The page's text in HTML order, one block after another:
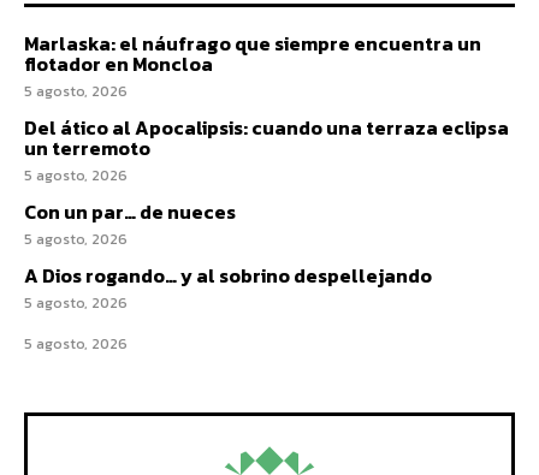
Marlaska: el náufrago que siempre encuentra un
flotador en Moncloa
5 agosto, 2026
Del ático al Apocalipsis: cuando una terraza eclipsa
un terremoto
5 agosto, 2026
Con un par… de nueces
5 agosto, 2026
A Dios rogando… y al sobrino despellejando
5 agosto, 2026
5 agosto, 2026